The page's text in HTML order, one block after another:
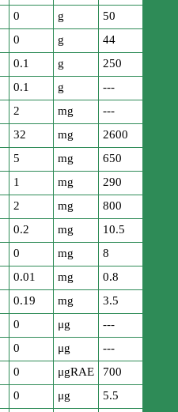
0 g
50
0 g
44
0.1 g
250
0.1 g
---
2 mg
---
32 mg
2600
5 mg
650
1 mg
290
2 mg
800
0.2 mg
10.5
0 mg
8
0.01 mg
0.8
0.19 mg
3.5
0 μg
---
0 μg
---
0 μgRAE
700
0 μg
5.5